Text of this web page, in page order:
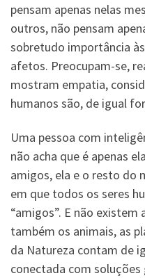
pensam apenas nelas
outros, não pensam
sobretudo importância
afetos. Preocupam-se,
mostram empatia,
humanos são, de igual
Uma pessoa com
não acha que é apenas
amigos, ela e o resto do
em que todos os seres
“amigos”. E não existem
também os animais, as
da Natureza contam de
conectada com